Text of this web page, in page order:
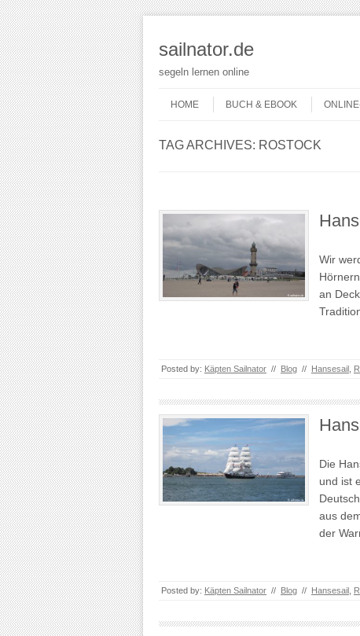
sailnator.de
segeln lernen online
Menu
HOME
BUCH & EBOOK
TAG ARCHIVES: ROSTOCK
Wir
an
Posted by: Käpten Sailnator // Blog // Hansesail
Die
und ist
aus
der
Posted by: Käpten Sailnator // Blog // Hansesail